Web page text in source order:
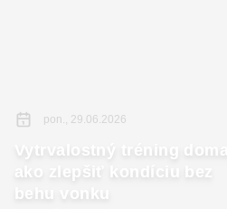
pon., 29.06.2026
Vytrvalostný tréning doma:
ako zlepšiť kondíciu bez
behu vonku